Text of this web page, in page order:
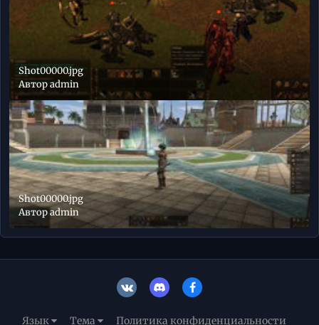
Shot00000.jpg
Авторadmin
Shot00000.jpg
Авторadmin
Язык Тема Политика конфиденциальности